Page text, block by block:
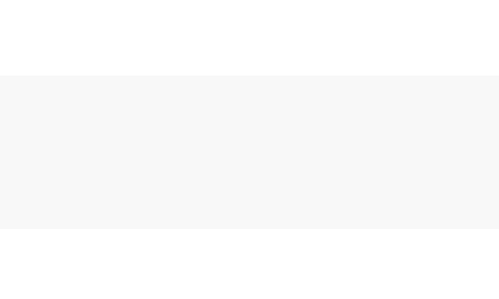
Boxspringbetten und 1 Badezimmer. Das
ein Waschbecken.